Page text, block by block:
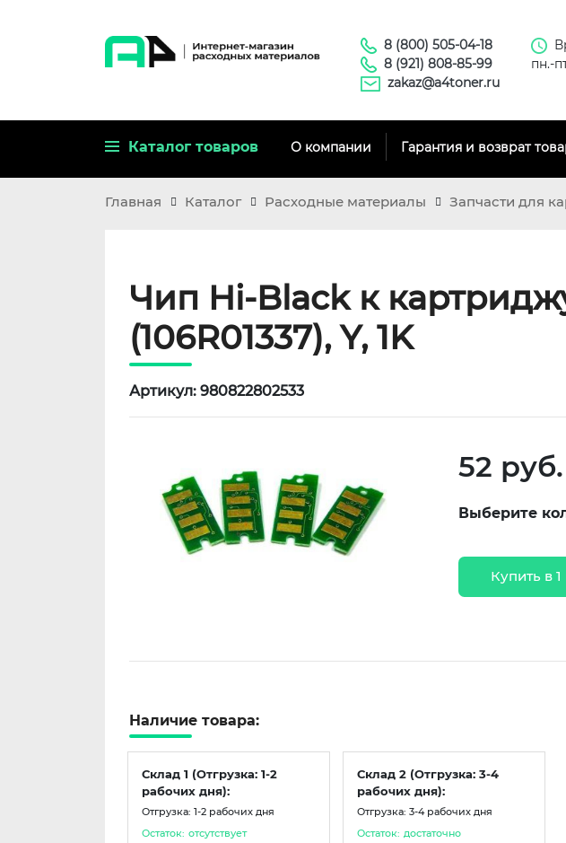
8 (800) 505-04-18
8 (921) 808-85-99
zakaz@a4toner.ru
пн.-
Каталог товаров О компании Гарантия и возврат
Главная Каталог Расходные материалы Запчасти для
Чип Hi-Black к
(106R01337), Y, 1K
Артикул: 980822802533
52 руб.
Выберите
Купить в
Наличие товара:
Склад 1 (Отгрузка: 1-2
рабочих дня):
Отгрузка: 1-2 рабочих дня
Остаток: отсутствует
Склад 2 (Отгрузка: 3-4
рабочих дня):
Отгрузка: 3-4 рабочих дня
Остаток: достаточно